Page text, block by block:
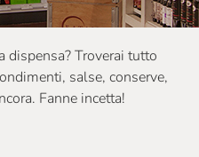
dispensa? Troverai tutto
salse, conserve,
Fanne incetta!